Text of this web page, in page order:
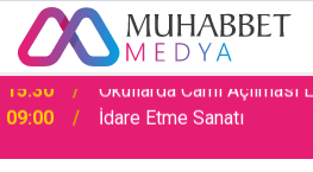
09:00 İdare Etme Sanatı